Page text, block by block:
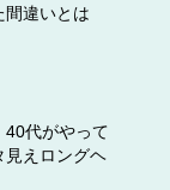
間違いとは
代がやって
見えロングヘ